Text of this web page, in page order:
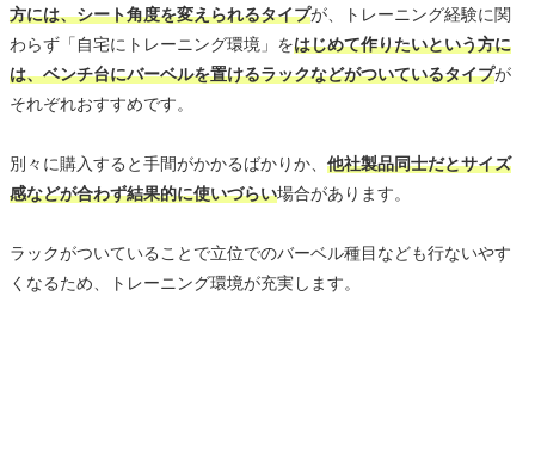
方には、シート角度を変えられるタイプが、トレーニング経験に関
わらず「自宅にトレーニング環境」をはじめて作りたいという方に
は、ベンチ台にバーベルを置けるラックなどがついているタイプが
それぞれおすすめです。
別々に購入すると手間がかかるばかりか、 他社製品同士だとサイズ
感などが合わず結果的に使いづらい場合があります。
ラックがついていることで立位でのバーベル種目なども行ないやす
くなるため、トレーニング環境が充実します。